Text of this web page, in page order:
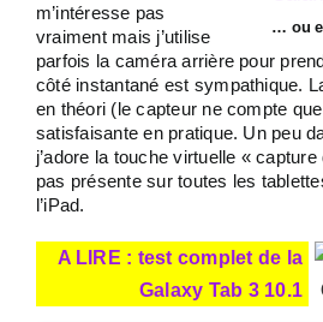
… ou
m’intéresse pas
vraiment mais j’utilise
parfois la caméra arrière pour
côté instantané est sympathique.
en théori (le capteur ne compte
satisfaisante en pratique. Un peu
j’adore la touche virtuelle « capture
pas présente sur toutes les
l’iPad.
A LIRE : test complet de la
Galaxy Tab 3 10.1